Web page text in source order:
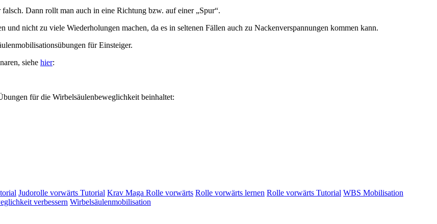
Dann rollt man auch in eine Richtung bzw. auf einer „Spur“.
nicht zu viele Wiederholungen machen, da es in seltenen Fällen auch zu Nackenverspannungen kommen kann.
für Einsteiger.
siehe hier:
für die Wirbelsäulenbeweglichkeit beinhaltet:
Judorolle vorwärts Tutorial Krav Maga Rolle vorwärts Rolle vorwärts lernen Rolle vorwärts Tutorial WBS Mobilisation
verbessern Wirbelsäulenmobilisation